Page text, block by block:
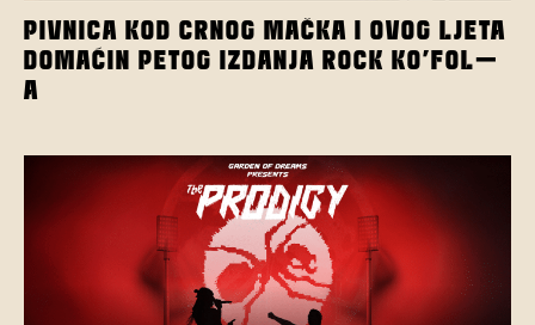
PIVNICA KOD CRNOG MAČKA I OVOG LJETA
DOMAĆIN PETOG IZDANJA ROCK KO’FOL-
A